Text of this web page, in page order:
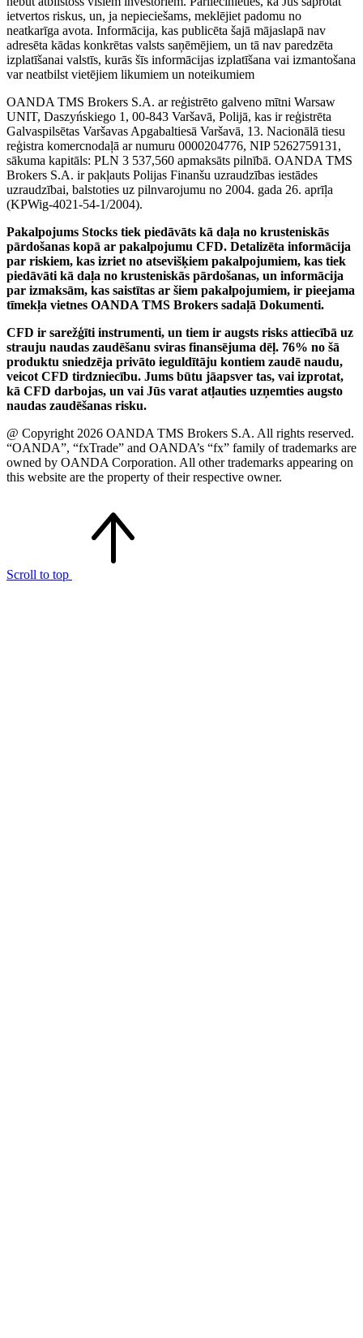
ietvertos riskus, un, ja nepieciešams, meklējiet padomu no
neatkarīga avota. Informācija, kas publicēta šajā mājaslapā nav
adresēta kādas konkrētas valsts saņēmējiem, un tā nav paredzēta
izplatīšanai valstīs, kurās šīs informācijas izplatīšana vai izmantošana
var neatbilst vietējiem likumiem un noteikumiem
OANDA TMS Brokers S.A. ar reģistrēto galveno mītni Warsaw
UNIT, Daszyńskiego 1, 00-843 Varšavā, Polijā, kas ir reģistrēta
Galvaspilsētas Varšavas Apgabaltiesā Varšavā, 13. Nacionālā tiesu
reģistra komercnodaļā ar numuru 0000204776, NIP 5262759131,
sākuma kapitāls: PLN 3 537,560 apmaksāts pilnībā. OANDA TMS
Brokers S.A. ir pakļauts Polijas Finanšu uzraudzības iestādes
uzraudzībai, balstoties uz pilnvarojumu no 2004. gada 26. aprīļa
(KPWig-4021-54-1/2004).
Pakalpojums Stocks tiek piedāvāts kā daļa no krusteniskās
pārdošanas kopā ar pakalpojumu CFD. Detalizēta informācija
par riskiem, kas izriet no atsevišķiem pakalpojumiem, kas tiek
piedāvāti kā daļa no krusteniskās pārdošanas, un informācija
par izmaksām, kas saistītas ar šiem pakalpojumiem, ir pieejama
tīmekļa vietnes OANDA TMS Brokers sadaļā Dokumenti.
CFD ir sarežģīti instrumenti, un tiem ir augsts risks attiecībā uz
strauju naudas zaudēšanu sviras finansējuma dēļ. 76% no šā
produktu sniedzēja privāto ieguldītāju kontiem zaudē naudu,
veicot CFD tirdzniecību. Jums būtu jāapsver tas, vai izprotat,
kā CFD darbojas, un vai Jūs varat atļauties uzņemties augsto
naudas zaudēšanas risku.
@ Copyright 2026 OANDA TMS Brokers S.A. All rights reserved.
“OANDA”, “fxTrade” and OANDA’s “fx” family of trademarks are
owned by OANDA Corporation. All other trademarks appearing on
this website are the property of their respective owner.
Scroll to top